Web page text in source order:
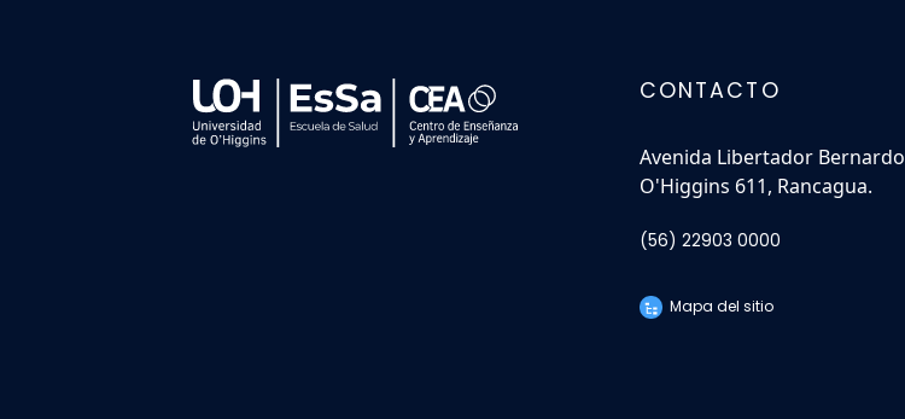
CONTACTO
Avenida Libertador Bernardo
O'Higgins 611, Rancagua.
(56) 22903 0000
Mapa del sitio